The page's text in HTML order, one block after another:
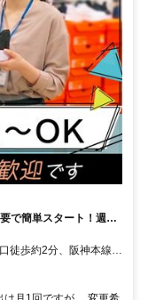
で簡単スタート！週2
く勤務OK
徒歩約2分、阪神本線
町線〔学研都市線〕 海